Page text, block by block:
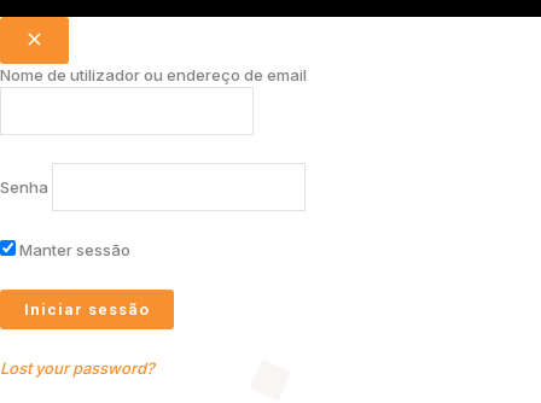
Nome de utilizador ou endereço de email
Senha
Manter sessão
Lost your password?